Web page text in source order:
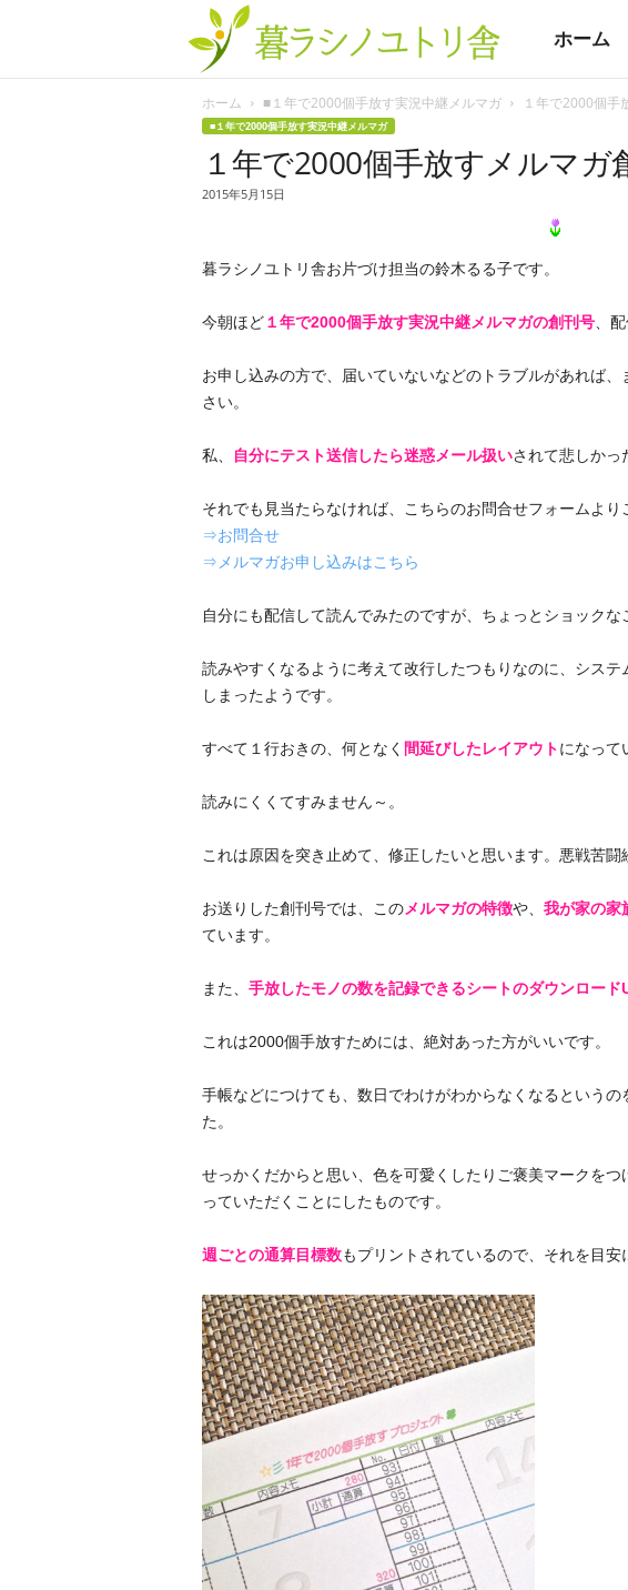
ノ
リ
ホーム
ホーム ■１年で2000個手放す実況中継メルマガ １年で2000個手
■１年で2000個手放す実況中継メルマガ
１年で2000個手放すメルマガ
2015年5月15日
暮ラシノユトリ舎お片づけ担当の鈴木るる子です。
今朝ほど１年で2000個手放す実況中継メルマガの創刊号、配
お申し込みの方で、届いていないなどのトラブルがあれば
さい。
私、 自分にテスト送信したら迷惑メール扱いされて悲しかっ
それでも見当たらなければ、こちらのお問合せフォームより
⇒お問合せ
⇒メルマガお申し込みはこちら
自分にも配信して読んでみたのですが、ちょっとショックな
読みやすくなるように考えて改行したつもりなのに、シス
しまったようです。
すべて１行おきの、何となく 間延びしたレイアウトになって
読みにくくてすみません～。
これは原因を突き止めて、修正したいと思います。悪戦苦闘
お送りした創刊号では、このメルマガの特徴や、 我が家の家
ています。
また、 手放したモノの数を記録できるシートのダウンロード
これは2000個手放すためには、絶対あった方がいいです。
手帳などにつけても、数日でわけがわからなくなるという
た。
せっかくだからと思い、色を可愛くしたりご褒美マークを
っていただくことにしたものです。
週ごとの通算目標数もプリントされているので、それを目安